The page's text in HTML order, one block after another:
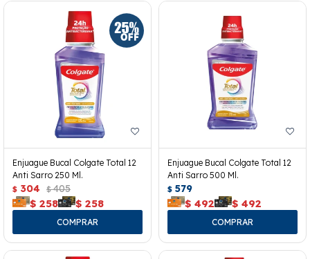
Enjuague Bucal Colgate Total 12
Anti Sarro 250 Ml.
$ 304 $ 405
$ 258 $ 258
Enjuague Bucal Colgate Total 12
Anti Sarro 500 Ml.
$ 579
$ 492 $ 492